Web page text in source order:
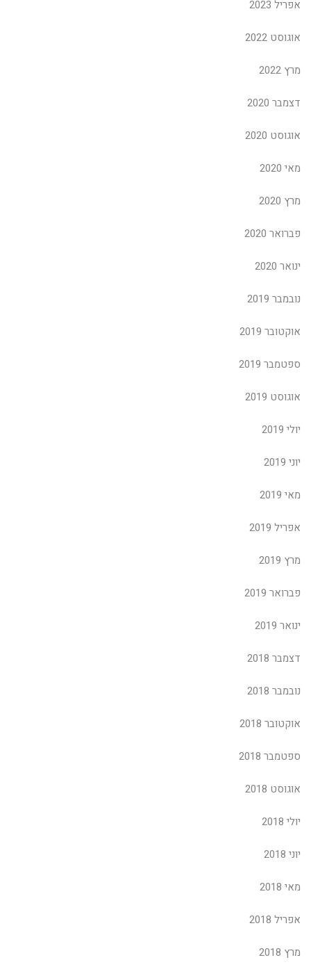
אפריל 2023
אוגוסט 2022
מרץ 2022
דצמבר 2020
אוגוסט 2020
מאי 2020
מרץ 2020
פברואר 2020
ינואר 2020
נובמבר 2019
אוקטובר 2019
ספטמבר 2019
אוגוסט 2019
יולי 2019
יוני 2019
מאי 2019
אפריל 2019
מרץ 2019
פברואר 2019
ינואר 2019
דצמבר 2018
נובמבר 2018
אוקטובר 2018
ספטמבר 2018
אוגוסט 2018
יולי 2018
יוני 2018
מאי 2018
אפריל 2018
מרץ 2018